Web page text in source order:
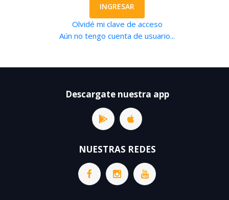
INGRESAR
Olvidé mi clave de acceso
Aún no tengo cuenta de usuario...
Descargate nuestra app
NUESTRAS REDES